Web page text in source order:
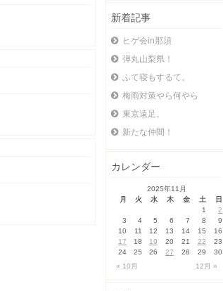
新着記事
ヒゲ会in那須
弾丸山梨県！
ふて寝もするて。
梅雨対策やら何やら
東京遠足。
新たな仲間！
カレンダー
2025年11月
月
火 水 木 金 土 日
« 10月 12月 »
1
2
3
4 5 6 7 8
9
10
11 12 13 14 15
16
17
18 19 20 21 22
23
24
25 26 27 28 29 30